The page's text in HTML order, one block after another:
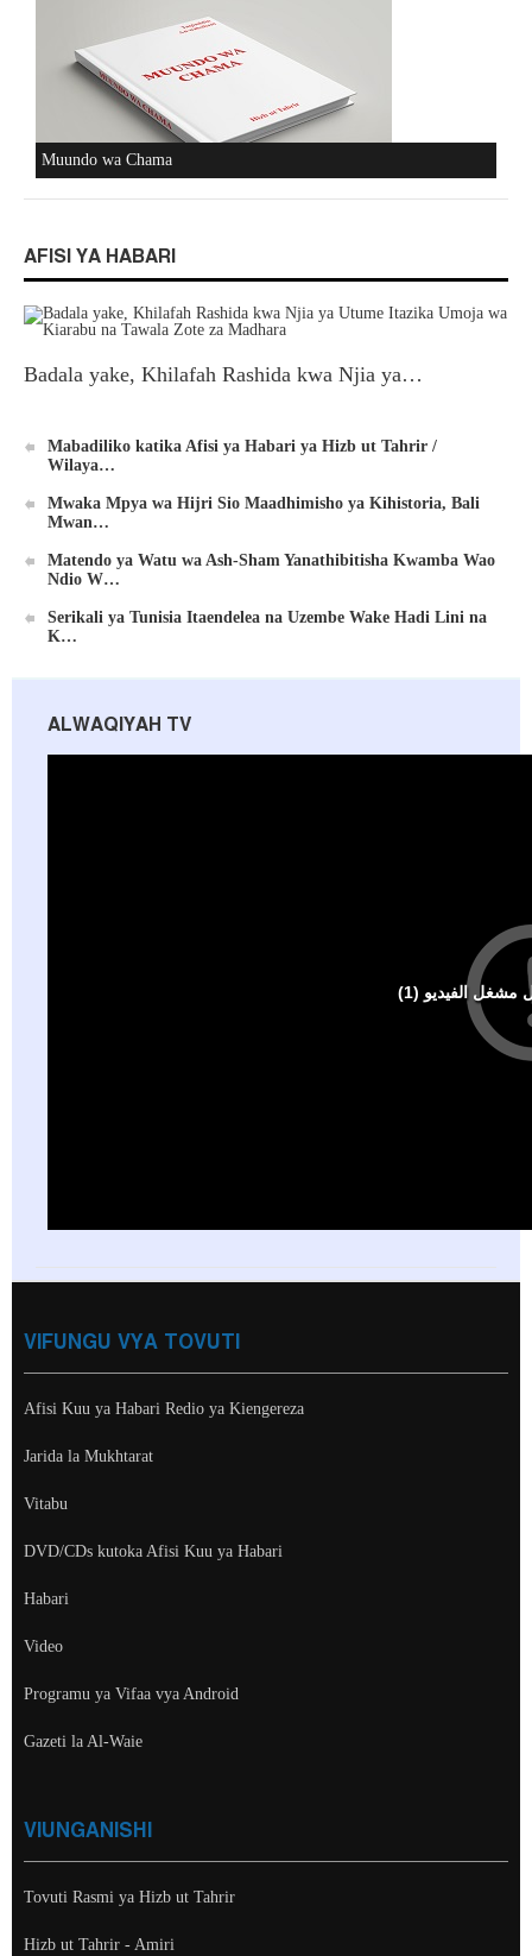
Muundo wa Chama
AFISI YA HABARI
Badala yake, Khilafah Rashida kwa Njia ya…
Mabadiliko katika Afisi ya Habari ya Hizb ut Tahrir /
Wilaya…
Mwaka Mpya wa Hijri Sio Maadhimisho ya Kihistoria, Bali
Mwan…
Matendo ya Watu wa Ash-Sham Yanathibitisha Kwamba Wao
Ndio W…
Serikali ya Tunisia Itaendelea na Uzembe Wake Hadi Lini na
K…
ALWAQIYAH TV
VIFUNGU VYA TOVUTI
Afisi Kuu ya Habari Redio ya Kiengereza
Jarida la Mukhtarat
Vitabu
DVD/CDs kutoka Afisi Kuu ya Habari
Habari
Video
Programu ya Vifaa vya Android
Gazeti la Al-Waie
VIUNGANISHI
Tovuti Rasmi ya Hizb ut Tahrir
Hizb ut Tahrir - Amiri